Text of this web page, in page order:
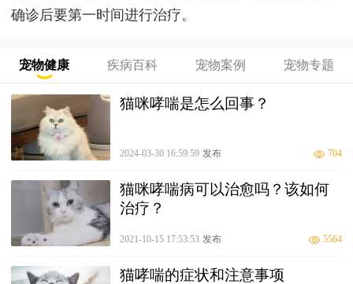
确诊后要第一时间进行治疗。
宠物健康 疾病百科 宠物案例 宠物专题
猫咪哮喘是怎么回事？
2024-03-30 16:59:59 发布 704
猫咪哮喘病可以治愈吗？该如何
治疗？
2021-10-15 17:53:53 发布 5564
猫哮喘的症状和注意事项